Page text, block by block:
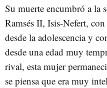
Su muerte encumbró a la
Ramsés II, Isis-Nefert,
desde la adolescencia y
desde una edad muy
rival, esta mujer
se piensa que era muy